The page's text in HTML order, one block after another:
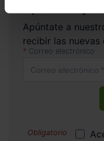
Apúntate a
recibir las
Correo electrónico